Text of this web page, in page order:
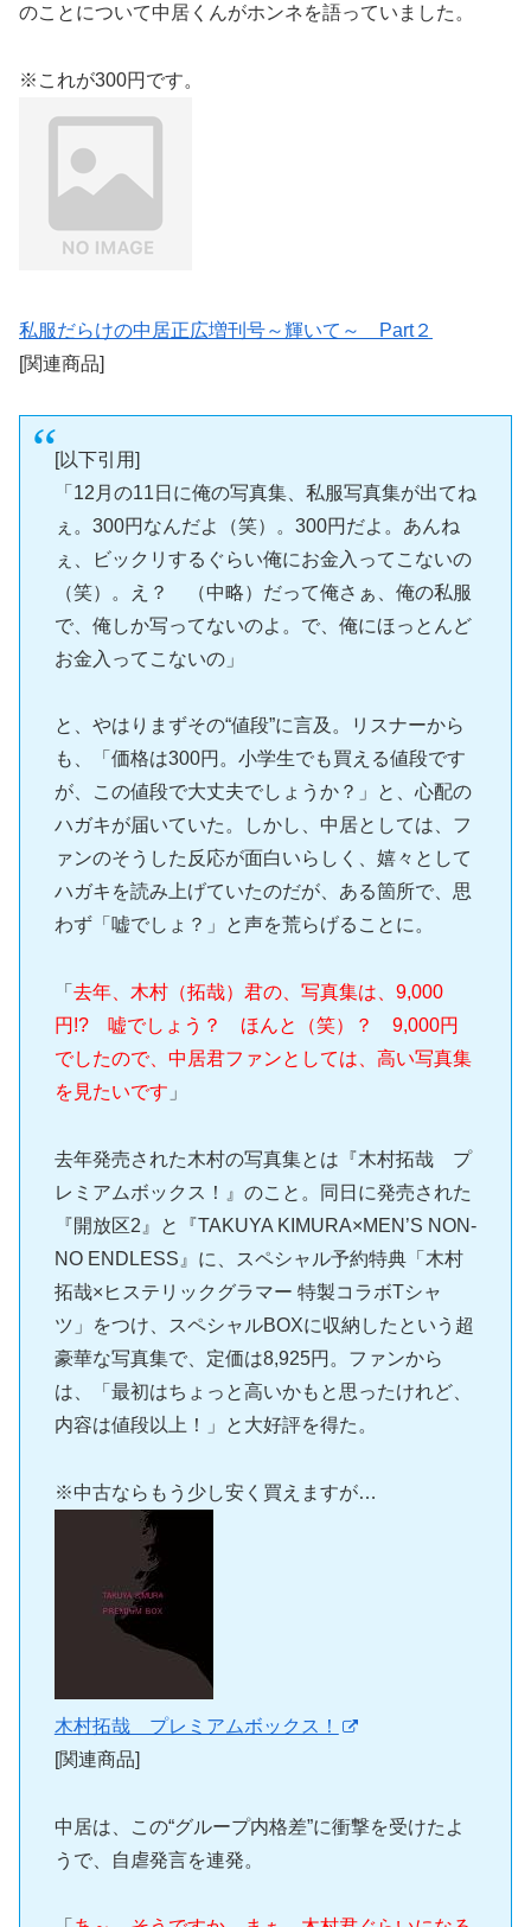
のことについて中居くんがホンネを語っていました。
※これが300円です。
私服だらけの中居正広増刊号～輝いて～ Part２
[関連商品]
[以下引用]
「12月の11日に俺の写真集、私服写真集が出てね
ぇ。300円なんだよ（笑）。300円だよ。あんね
ぇ、ビックリするぐらい俺にお金入ってこないの
（笑）。え？ （中略）だって俺さぁ、俺の私服
で、俺しか写ってないのよ。で、俺にほっとんど
お金入ってこないの」
と、やはりまずその“値段”に言及。リスナーから
も、「価格は300円。小学生でも買える値段です
が、この値段で大丈夫でしょうか？」と、心配の
ハガキが届いていた。しかし、中居としては、フ
ァンのそうした反応が面白いらしく、嬉々として
ハガキを読み上げていたのだが、ある箇所で、思
わず「嘘でしょ？」と声を荒らげることに。
「 去年、木村（拓哉）君の、写真集は、9,000
円!? 嘘でしょう？ ほんと（笑）？ 9,000円
でしたので、中居君ファンとしては、高い写真集
を見たいです 」
去年発売された木村の写真集とは『木村拓哉 プ
レミアムボックス！』のこと。同日に発売された
『開放区2』と『TAKUYA KIMURA×MEN’S NON-
NO ENDLESS』に、スペシャル予約特典「木村
拓哉×ヒステリックグラマー 特製コラボTシャ
ツ」をつけ、スペシャルBOXに収納したという超
豪華な写真集で、定価は8,925円。ファンから
は、「最初はちょっと高いかもと思ったけれど、
内容は値段以上！」と大好評を得た。
※中古ならもう少し安く買えますが…
木村拓哉 プレミアムボックス！
[関連商品]
中居は、この“グループ内格差”に衝撃を受けたよ
うで、自虐発言を連発。